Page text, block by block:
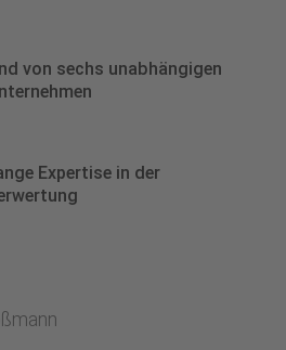
von sechs unabhängigen
Expertise in der